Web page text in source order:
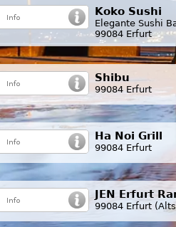
Koko Sushi
Elegante Sushi
99084 Erfurt
Shibu
99084 Erfurt
Ha Noi Grill
99084 Erfurt
JEN Erfurt
99084 Erfurt